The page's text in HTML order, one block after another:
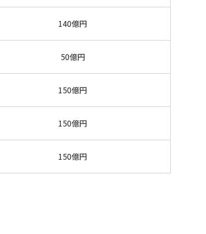
140億円
50億円
150億円
150億円
150億円